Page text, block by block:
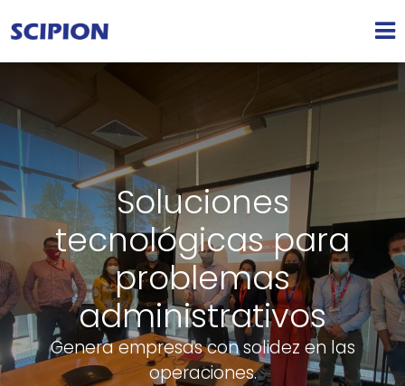
Soluciones
tecnológicas para
problemas
administrativos
Genera empresas con solidez en las
operaciones.